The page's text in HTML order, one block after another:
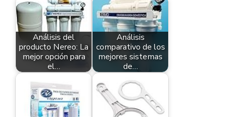
Análisis del
producto Nereo: La
mejor opción para
el…
Análisis
comparativo de los
mejores sistemas
de…